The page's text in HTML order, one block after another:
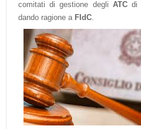
comitati di gestione degli ATCdi
dando ragione a FIdC.